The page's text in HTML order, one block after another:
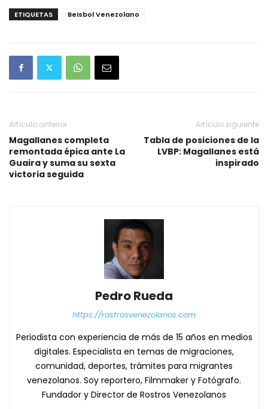
ETIQUETAS Beisbol Venezolano
Artículo anterior
Magallanes completa
remontada épica ante La
Guaira y suma su sexta
victoria seguida
Artículo siguiente
Tabla de posiciones de la
LVBP: Magallanes está
inspirado
Pedro Rueda
https://rostrosvenezolanos.com
Periodista con experiencia de más de 15 años en medios
digitales. Especialista en temas de migraciones,
comunidad, deportes, trámites para migrantes
venezolanos. Soy reportero, Filmmaker y Fotógrafo.
Fundador y Director de Rostros Venezolanos